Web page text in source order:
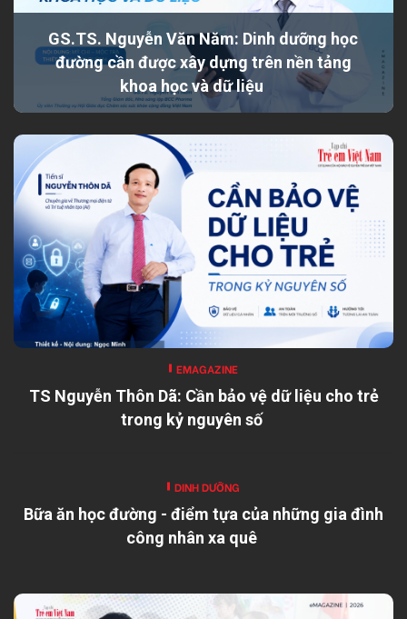
GS.TS. Nguyễn Văn Năm: Dinh dưỡng học
đường cần được xây dựng trên nền tảng
khoa học và dữ liệu
EMAGAZINE
TS Nguyễn Thôn Dã: Cần bảo vệ dữ liệu cho trẻ
trong kỷ nguyên số
DINH DƯỠNG
Bữa ăn học đường - điểm tựa của những gia đình
công nhân xa quê